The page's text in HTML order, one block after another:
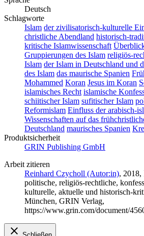
Deutsch
Schlagworte
Islam der zivilisatorisch-kulturelle
christliche Abendland historisch-
kritische Islamwissenschaft
Gruppierungen des Islam religiös-
Islam der Islam in Deutschland und
des Islam das maurische Spanien
Mohammed Koran Jesus im Koran
islamisches Recht islamische
schiitischer Islam sufitischer Islam
Reformislam Einfluss der arabisch-
Wissenschaften auf das
Deutschland maurisches Spanien
Produktsicherheit
GRIN Publishing GmbH
Arbeit zitieren
Reinhard Czycholl (Autor:in), 2018,
politische, religiös-rechtliche,
kulturelle, aktuelle und historisch-
München, GRIN Verlag,
https://www.grin.com/document/